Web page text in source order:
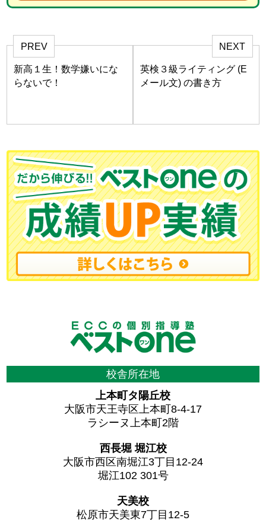
PREV
新高１生！数学嫌いにな
らないで！
NEXT
英検３級ライティング (E
メール文) の書き方
校舎所在地
上本町タ陽丘校
大阪市天王寺区上本町8-4-17
ラシーヌ上本町2階
西長堀 堀江校
大阪市西区南堀江3丁目12-24
堀江102 301号
天美校
松原市天美東7丁目12-5